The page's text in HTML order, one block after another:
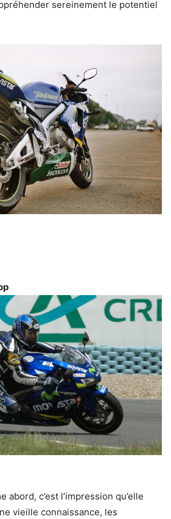
sereinement le potentiel
abord, c’est l’impression qu’elle
vieille connaissance, les